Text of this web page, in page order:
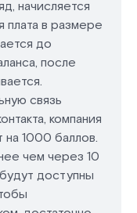
начисляется
плата в размере
до
после
связь
компания
на 1000 баллов.
чем через 10
доступны